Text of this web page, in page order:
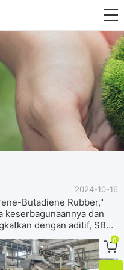

2024-10-16
Butadiene Rubber,"
keserbagunaannya dan
dengan aditif, SBR
biasa terhadap abrasi dan
di berbagai industri.
secara signifikan

0